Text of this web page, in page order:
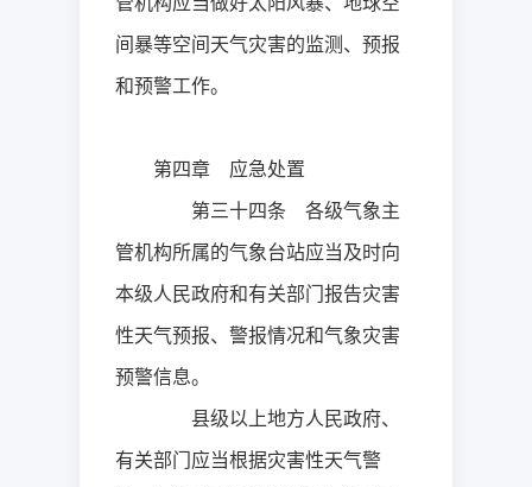
间暴等空间天气灾害的监测、预报
和预警工作。
第四章 应急处置
第三十四条 各级气象主
管机构所属的气象台站应当及时向
本级人民政府和有关部门报告灾害
性天气预报、警报情况和气象灾害
预警信息。
县级以上地方人民政府、
有关部门应当根据灾害性天气警